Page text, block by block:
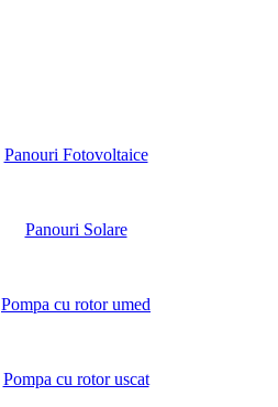
Panouri Fotovoltaice
Panouri Solare
Pompa cu rotor umed
Pompa cu rotor uscat